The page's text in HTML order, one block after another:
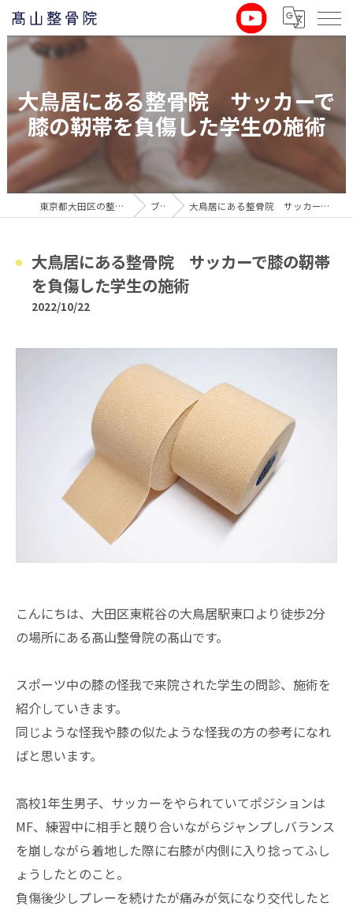
大鳥居にある整骨院 サッカーで
膝の靭帯を負傷した学生の施術
東京都大田区の整骨院なら髙山整骨院 ブログ 大鳥居にある整骨院 サッカーで膝の靭帯を負傷した学生の施術
大鳥居にある整骨院 サッカーで膝の靭帯
を負傷した学生の施術
2022/10/22
こんにちは、大田区東糀谷の大鳥居駅東口より徒歩2分
の場所にある髙山整骨院の髙山です。
スポーツ中の膝の怪我で来院された学生の問診、施術を
紹介していきます。
同じような怪我や膝の似たような怪我の方の参考になれ
ばと思います。
高校1年生男子、サッカーをやられていてポジションは
MF、練習中に相手と競り合いながらジャンプしバランス
を崩しながら着地した際に右膝が内側に入り捻ってふし
ょうしたとのこと。
負傷後少しプレーを続けたが痛みが気になり交代したと